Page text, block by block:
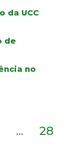
da UCC
de
no
... 28